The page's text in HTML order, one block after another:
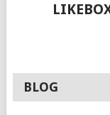
리
BLOG